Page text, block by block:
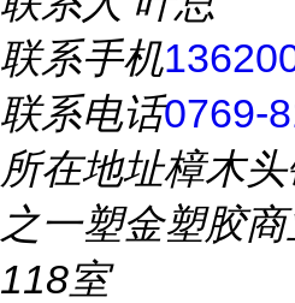
联系手机
联系电话0769-
所在地址樟木
之一塑金塑胶
118室